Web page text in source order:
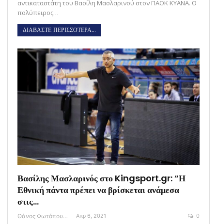
αντικαταστάτη του Βασίλη Μασλαρινού στον ΠΑΟΚ ΚΥΑΝΑ. Ο
πολύπειρος…
ΔΙΑΒΑΣΤΕ ΠΕΡΙΣΣΟΤΕΡΑ...
Βασίλης Μασλαρινός στο Kingsport.gr: “Η
Εθνική πάντα πρέπει να βρίσκεται ανάμεσα
στις…
Θάνος Φωτόπουλος Απρ 6, 2021 0